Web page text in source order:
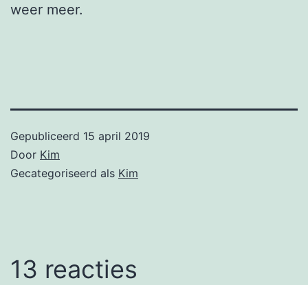
weer meer.
Gepubliceerd 15 april 2019
Door Kim
Gecategoriseerd als Kim
13 reacties